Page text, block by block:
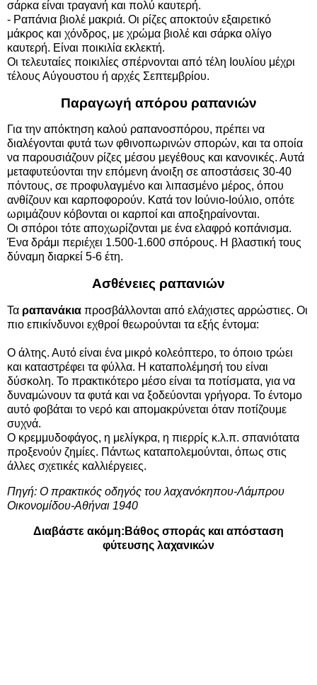
σάρκα είναι τραγανή και πολύ καυτερή.
- Ραπάνια βιολέ μακριά. Οι ρίζες αποκτούν εξαιρετικό
μάκρος και χόνδρος, με χρώμα βιολέ και σάρκα ολίγο
καυτερή. Είναι ποικιλία εκλεκτή.
Οι τελευταίες ποικιλίες σπέρνονται από τέλη Ιουλίου μέχρι
τέλους Αύγουστου ή αρχές Σεπτεμβρίου.
Παραγωγή απόρου ραπανιών
Για την απόκτηση καλού ραπανοσπόρου, πρέπει να
διαλέγονται φυτά των φθινοπωρινών σπορών, και τα οποία
να παρουσιάζουν ρίζες μέσου μεγέθους και κανονικές. Αυτά
μεταφυτεύονται την επόμενη άνοιξη σε αποστάσεις 30-40
πόντους, σε προφυλαγμένο και λιπασμένο μέρος, όπου
ανθίζουν και καρποφορούν. Κατά τον Ιούνιο-Ιούλιο, οπότε
ωριμάζουν κόβονται οι καρποί και αποξηραίνονται.
Οι σπόροι τότε αποχωρίζονται με ένα ελαφρό κοπάνισμα.
Ένα δράμι περιέχει 1.500-1.600 σπόρους. Η βλαστική τους
δύναμη διαρκεί 5-6 έτη.
Ασθένειες ραπανιών
Τα ραπανάκια προσβάλλονται από ελάχιστες αρρώστιες. Οι
πιο επικίνδυνοι εχθροί θεωρούνται τα εξής έντομα:
Ο άλτης. Αυτό είναι ένα μικρό κολεόπτερο, το όποιο τρώει
και καταστρέφει τα φύλλα. Η καταπολέμησή του είναι
δύσκολη. Το πρακτικότερο μέσο είναι τα ποτίσματα, για να
δυναμώνουν τα φυτά και να ξοδεύονται γρήγορα. Το έντομο
αυτό φοβάται το νερό και απομακρύνεται όταν ποτίζουμε
συχνά.
Ο κρεμμυδοφάγος, η μελίγκρα, η πιερρίς κ.λ.π. σπανιότατα
προξενούν ζημίες. Πάντως καταπολεμούνται, όπως στις
άλλες σχετικές καλλιέργειες.
Πηγή: Ο πρακτικός οδηγός του λαχανόκηπου-Λάμπρου
Οικονομίδου-Αθήναι 1940
Διαβάστε ακόμη: Βάθος σποράς και απόσταση
φύτευσης λαχανικών